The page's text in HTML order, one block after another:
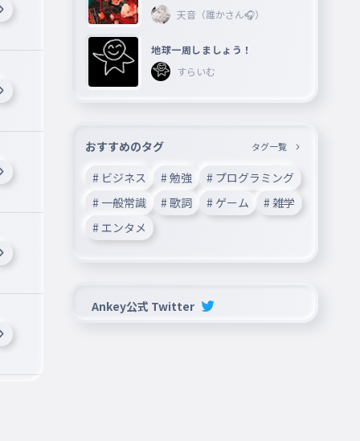
天音（誰かさん🎧）
地球一周しましょう！
すらいむ
おすすめのタグ タグ一覧
# ビジネス # 勉強
# プログラミング
# 一般常識
# 歌詞 # ゲーム
# 雑学
# エンタメ
Ankey公式 Twitter